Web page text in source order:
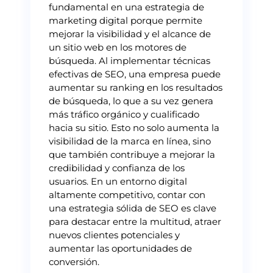
fundamental en una estrategia de
marketing digital porque permite
mejorar la visibilidad y el alcance de
un sitio web en los motores de
búsqueda. Al implementar técnicas
efectivas de SEO, una empresa puede
aumentar su ranking en los resultados
de búsqueda, lo que a su vez genera
más tráfico orgánico y cualificado
hacia su sitio. Esto no solo aumenta la
visibilidad de la marca en línea, sino
que también contribuye a mejorar la
credibilidad y confianza de los
usuarios. En un entorno digital
altamente competitivo, contar con
una estrategia sólida de SEO es clave
para destacar entre la multitud, atraer
nuevos clientes potenciales y
aumentar las oportunidades de
conversión.